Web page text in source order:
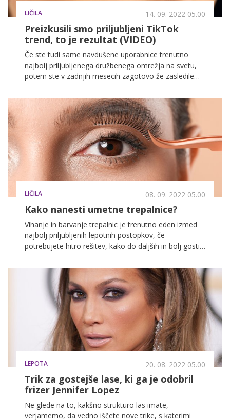
LIČILA 14. 09. 2022 05.00
Preizkusili smo priljubljeni TikTok
trend, to je rezultat (VIDEO)
Če ste tudi same navdušene uporabnice trenutno
najbolj priljubljenega družbenega omrežja na svetu,
potem ste v zadnjih mesecih zagotovo že zasledile
obnorel lepotne navdušenke po vsem svetu. Razlog
za to je dejstvo, da gre za tehniko, ki jo lahko obvlada
prav vsaka!
LIČILA 08. 09. 2022 05.00
Kako nanesti umetne trepalnice?
Vihanje in barvanje trepalnic je trenutno eden izmed
najbolj priljubljenih lepotnih postopkov, če
potrebujete hitro rešitev, kako do daljših in bolj gostih
bodo vaše oči naredile večje in bolj izrazite.
LEPOTA 20. 08. 2022 05.00
Trik za gostejše lase, ki ga je odobril
frizer Jennifer Lopez
Ne glede na to, kakšno strukturo las imate,
verjamemo, da vedno iščete nove trike, s katerimi